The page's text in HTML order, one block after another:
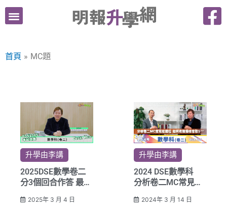
跳
內首頁 MC題
升學由李講
2025DSE數學卷二
分3個回合作答 最重
2025年 3 月 4 日
升學由李講
2024 DSE數學科
分析卷二MC常見犯
奪取5**
2024年 3 月 14 日